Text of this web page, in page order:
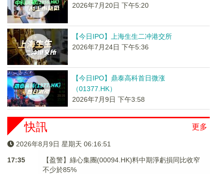
2026年7月20日 下午5:20
【今日IPO】上海生生二冲港交所
2026年7月24日 下午5:36
【今日IPO】鼎泰高科首日微涨
（01377.HK）
2026年7月9日 下午3:58
更多
快訊
2026年8月9日 星期天 06:16:51
17:35
【盈警】綠心集團(00094.HK)料中期淨虧損同比收窄
不少於85%